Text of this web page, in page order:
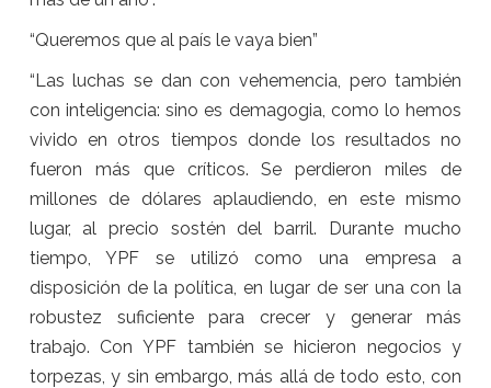
“Queremos que al país le vaya bien”
“Las luchas se dan con vehemencia, pero también
con inteligencia: sino es demagogia, como lo hemos
vivido en otros tiempos donde los resultados no
fueron más que críticos. Se perdieron miles de
millones de dólares aplaudiendo, en este mismo
lugar, al precio sostén del barril. Durante mucho
tiempo, YPF se utilizó como una empresa a
disposición de la política, en lugar de ser una con la
robustez suficiente para crecer y generar más
trabajo. Con YPF también se hicieron negocios y
torpezas, y sin embargo, más allá de todo esto, con